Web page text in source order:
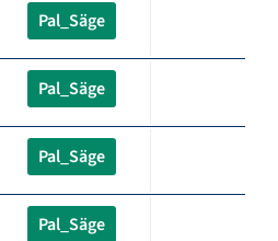
Pal_Säge
Pal_Säge
Pal_Säge
Pal_Säge